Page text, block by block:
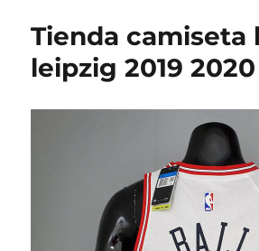
Tienda camiseta
leipzig 2019 2020